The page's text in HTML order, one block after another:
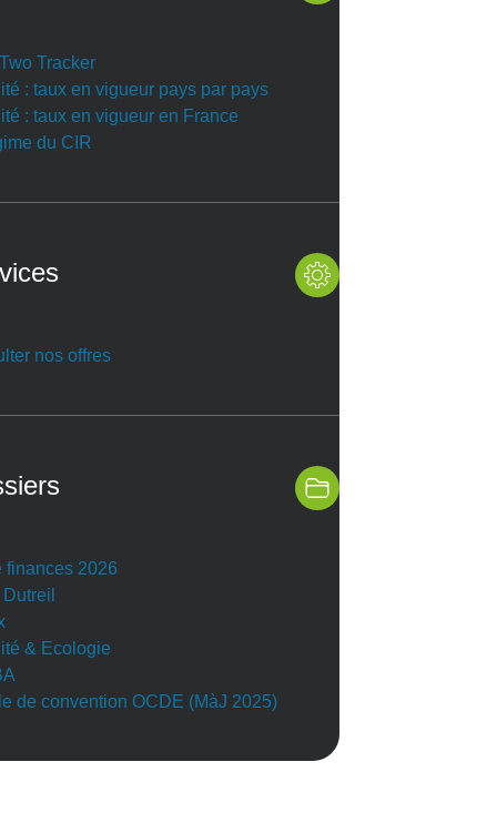
Tracker
: taux en vigueur pays par pays
: taux en vigueur en France
du CIR
nos offres
finances 2026
& Ecologie
de convention OCDE (MàJ 2025)